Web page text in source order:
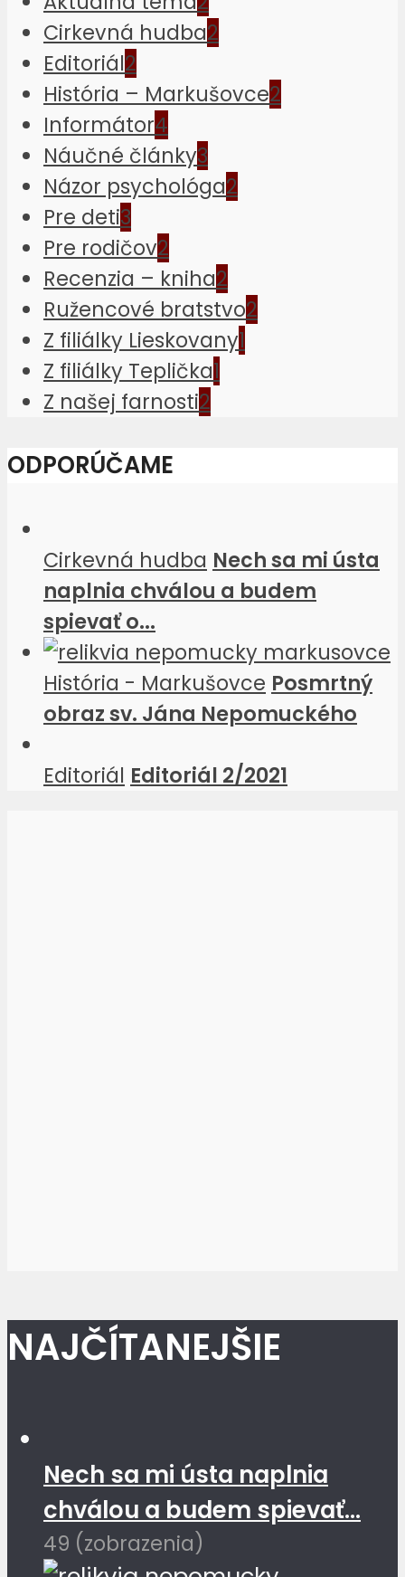
Cirkevná hudba2
Editoriál2
História – Markušovce2
Informátor4
Náučné články3
Názor psychológa2
Pre deti3
Pre rodičov2
Recenzia – kniha2
Ružencové bratstvo2
Z filiálky Lieskovany1
Z filiálky Teplička1
Z našej farnosti2
ODPORÚČAME
Cirkevná hudba Nech sa mi ústa
naplnia chválou a budem
spievať o...
História - Markušovce Posmrtný
obraz sv. Jána Nepomuckého
Editoriál Editoriál 2/2021
NAJČÍTANEJŠIE
Nech sa mi ústa naplnia
chválou a budem spievať...
49 (zobrazenia)